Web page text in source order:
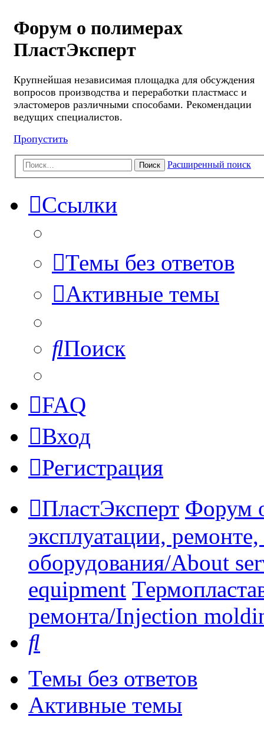
Форум о полимерах
ПластЭксперт
Крупнейшая независимая площадка для обсуждения
вопросов производства и переработки пластмасс и
эластомеров различными способами. Рекомендации
ведущих специалистов.
Пропустить
Поиск Расширенный поиск
Ссылки
Темы без ответов
Активные темы
Поиск
FAQ
Вход
Регистрация
ПластЭксперт Форум
эксплуатации,
оборудования/About
equipment
ремонта/Injection
Темы без ответов
Активные темы